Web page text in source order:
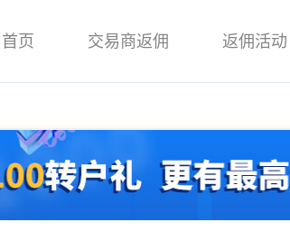
首页 交易商返佣 返佣活动